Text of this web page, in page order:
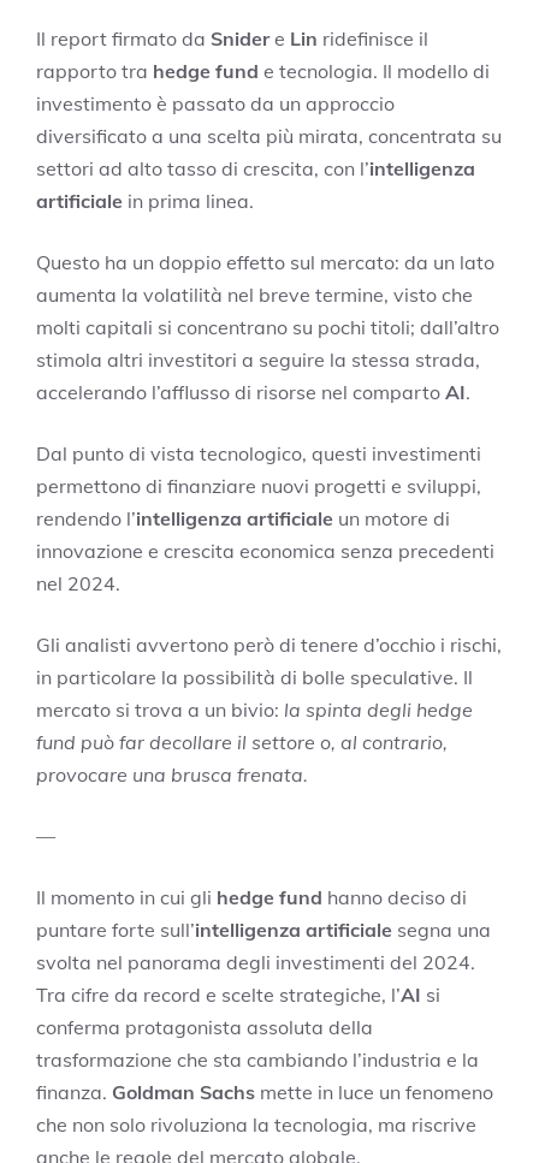
Il report firmato da Snidere Lin ridefinisce il
rapporto tra hedge fund e tecnologia. Il modello di
investimento è passato da un approccio
diversificato a una scelta più mirata, concentrata su
settori ad alto tasso di crescita, con l’intelligenza
artificiale in prima linea.
Questo ha un doppio effetto sul mercato: da un lato
aumenta la volatilità nel breve termine, visto che
molti capitali si concentrano su pochi titoli; dall’altro
stimola altri investitori a seguire la stessa strada,
accelerando l’afflusso di risorse nel comparto AI.
Dal punto di vista tecnologico, questi investimenti
permettono di finanziare nuovi progetti e sviluppi,
rendendo l’intelligenza artificiale un motore di
innovazione e crescita economica senza precedenti
nel 2024.
Gli analisti avvertono però di tenere d’occhio i rischi,
in particolare la possibilità di bolle speculative. Il
mercato si trova a un bivio: la spinta degli hedge
fund può far decollare il settore o, al contrario,
provocare una brusca frenata.
—
Il momento in cui gli hedge fund hanno deciso di
puntare forte sull’intelligenza artificiale segna una
svolta nel panorama degli investimenti del 2024.
Tra cifre da record e scelte strategiche, l’AI si
conferma protagonista assoluta della
trasformazione che sta cambiando l’industria e la
finanza. Goldman Sachs mette in luce un fenomeno
che non solo rivoluziona la tecnologia, ma riscrive
anche le regole del mercato globale.